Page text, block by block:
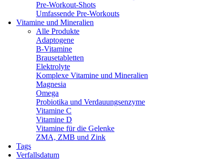
Pre-Workout-Shots
Umfassende Pre-Workouts
Vitamine und Mineralien
Alle Produkte
Adaptogene
B-Vitamine
Brausetabletten
Elektrolyte
Komplexe Vitamine und Mineralien
Magnesia
Omega
Probiotika und Verdauungsenzyme
Vitamine C
Vitamine D
Vitamine für die Gelenke
ZMA, ZMB und Zink
Tags
Verfallsdatum